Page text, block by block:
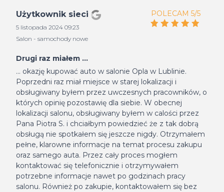
Użytkownik sieci
5 listopada 2024 09:23
Salon - samochody nowe
POLECAM 5/5
Drugi raz miałem ...
... okazję kupować auto w salonie Opla w Lublinie.
Poprzedni raz miał miejsce w starej lokalizacji i
obsługiwany byłem przez uwczesnych pracowników, o
których opinię pozostawię dla siebie. W obecnej
lokalizacji salonu, obsługiwany byłem w calości przez
Pana Piotra S. i chciałbym powiedzieć że z tak dobrą
obsługą nie spotkałem się jeszcze nigdy. Otrzymałem
pełne, klarowne informacje na temat procesu zakupu
oraz samego auta. Przez cały proces mogłem
kontaktować się telefonicznie i otrzymywałem
potrzebne informacje nawet po godzinach pracy
salonu. Również po zakupie, kontaktowałem się bez